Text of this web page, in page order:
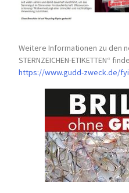
Weitere Informationen zu den
STERNZEICHEN-ETIKETTEN“
https://www.gudd-zweck.de/